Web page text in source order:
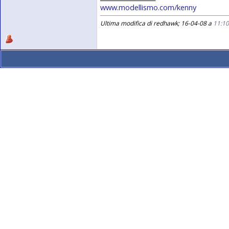
www.modellismo.com/kenny
Ultima modifica di redhawk; 16-04-08 a